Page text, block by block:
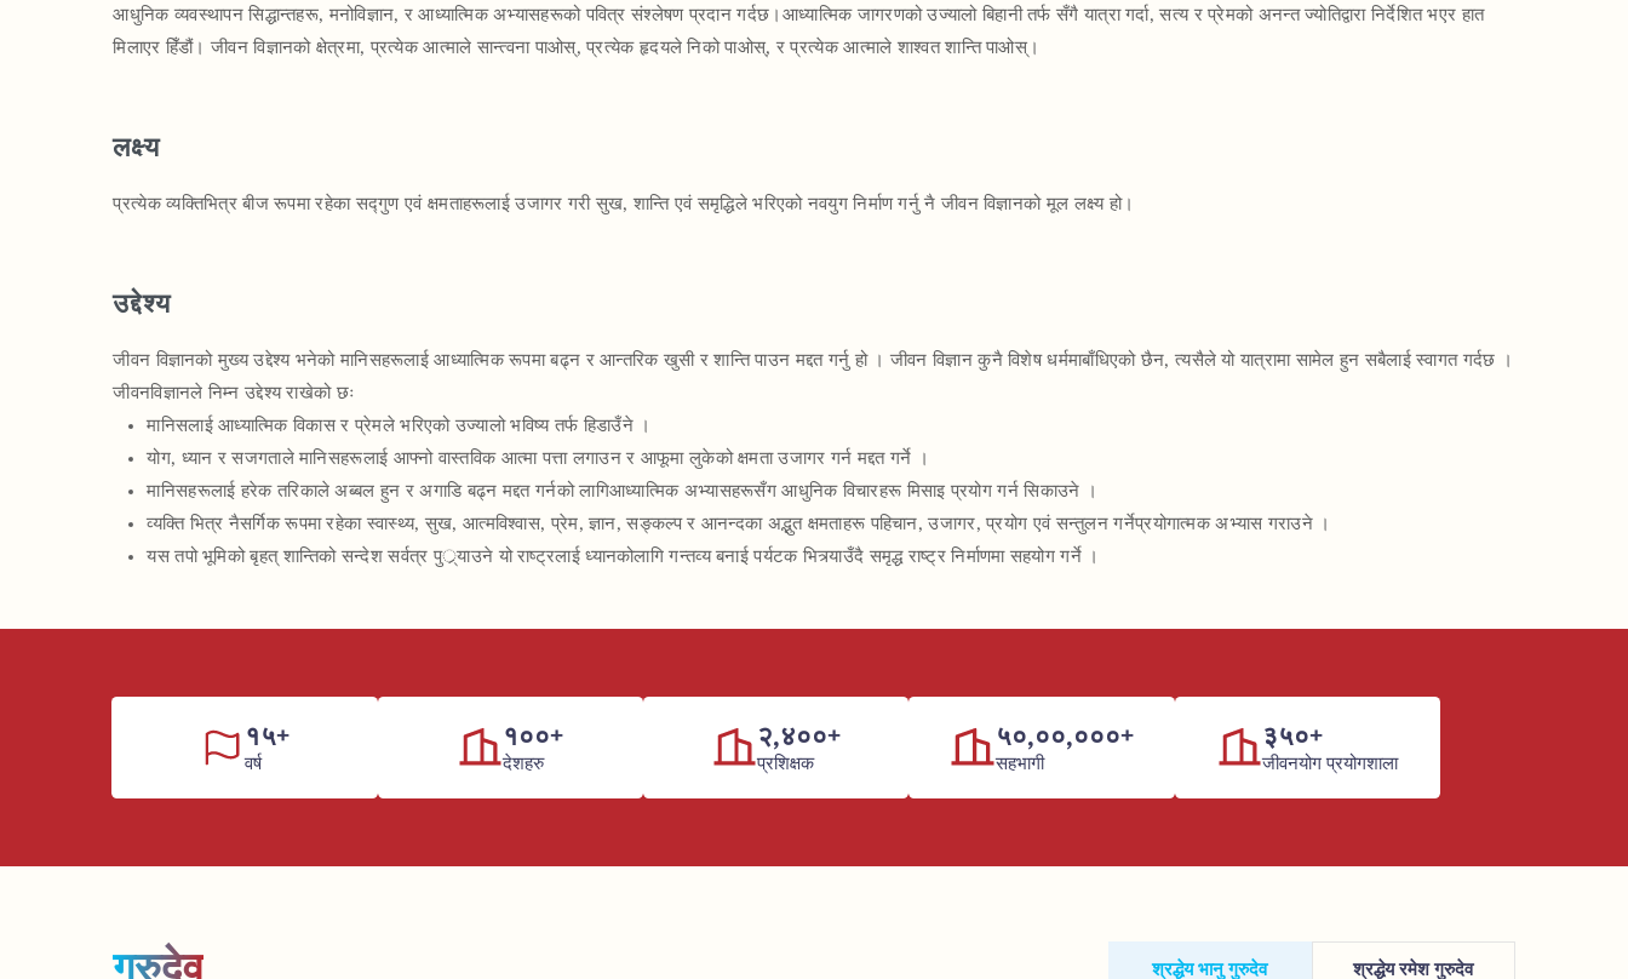
आधुनिक व्यवस्थापन सिद्धान्तहरू, मनोविज्ञान, र आध्यात्मिक अभ्यासहरूको पवित्र संश्लेषण प्रदान गर्दछ। आध्यात्मिक जागरणको उज्यालो बिहानी तर्फ सँगै यात्रा गर्दा, सत्य र प्रेमको अनन्त ज्योतिद्वारा निर्देशित भएर हात
मिलाएर हिँडौं। जीवन विज्ञानको क्षेत्रमा, प्रत्येक आत्माले सान्त्वना पाओस्, प्रत्येक हृदयले निको पाओस्, र प्रत्येक आत्माले शाश्वत शान्ति पाओस्।
लक्ष्य
प्रत्येक व्यक्तिभित्र बीज रूपमा रहेका सद्गुण एवं क्षमताहरूलाई उजागर गरी सुख, शान्ति एवं समृद्धिले भरिएको नवयुग निर्माण गर्नु नै जीवन विज्ञानको मूल लक्ष्य हो।
उद्देश्य
जीवन विज्ञानको मुख्य उद्देश्य भनेको मानिसहरूलाई आध्यात्मिक रूपमा बढ्न र आन्तरिक खुसी र शान्ति पाउन मद्दत गर्नु हो । जीवन विज्ञान कुनै विशेष धर्ममाबाँधिएको छैन, त्यसैले यो यात्रामा सामेल हुन सबैलाई स्वागत गर्दछ ।
जीवनविज्ञानले निम्न उद्देश्य राखेको छः
मानिसलाई आध्यात्मिक विकास र प्रेमले भरिएको उज्यालो भविष्य तर्फ हिडाउँने ।
योग, ध्यान र सजगताले मानिसहरूलाई आफ्नो वास्तविक आत्मा पत्ता लगाउन र आफूमा लुकेको क्षमता उजागर गर्न मद्दत गर्ने ।
मानिसहरूलाई हरेक तरिकाले अब्बल हुन र अगाडि बढ्न मद्दत गर्नको लागिआध्यात्मिक अभ्यासहरूसँग आधुनिक विचारहरू मिसाइ प्रयोग गर्न सिकाउने ।
व्यक्ति भित्र नैसर्गिक रूपमा रहेका स्वास्थ्य, सुख, आत्मविश्वास, प्रेम, ज्ञान, सङ्कल्प र आनन्दका अद्भुत क्षमताहरू पहिचान, उजागर, प्रयोग एवं सन्तुलन गर्नेप्रयोगात्मक अभ्यास गराउने ।
यस तपो भूमिको बृहत् शान्तिको सन्देश सर्वत्र पुर््याउने यो राष्ट्रलाई ध्यानकोलागि गन्तव्य बनाई पर्यटक भित्र्याउँदै समृद्ध राष्ट्र निर्माणमा सहयोग गर्ने ।
१५+
वर्ष
१००+
देशहरु
२,४००+
प्रशिक्षक
५०,००,०००+
सहभागी
३५०+
जीवनयोग प्रयोगशाला
गुरुदेव श्रद्धेय भानु गुरुदेव श्रद्धेय रमेश गुरुदेव